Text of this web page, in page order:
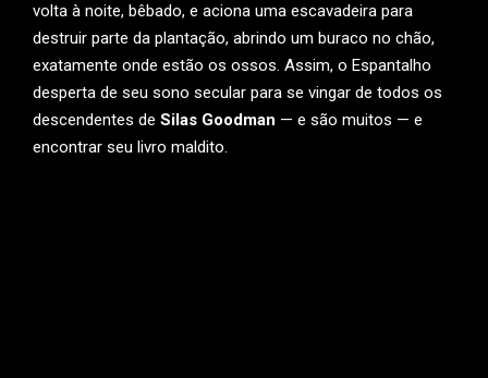
volta à noite, bêbado, e aciona uma escavadeira para
destruir parte da plantação, abrindo um buraco no chão,
exatamente onde estão os ossos. Assim, o Espantalho
desperta de seu sono secular para se vingar de todos os
descendentes de Silas Goodman — e são muitos — e
encontrar seu livro maldito.